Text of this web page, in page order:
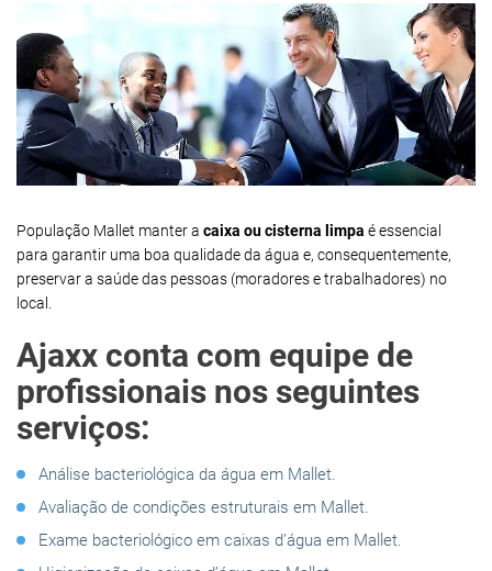
População Mallet manter a caixa ou cisterna limpa é essencial
para garantir uma boa qualidade da água e, consequentemente,
preservar a saúde das pessoas (moradores e trabalhadores) no
local.
Ajaxx conta com equipe de
profissionais nos seguintes
serviços:
Análise bacteriológica da água em Mallet.
Avaliação de condições estruturais em Mallet.
Exame bacteriológico em caixas d’água em Mallet.